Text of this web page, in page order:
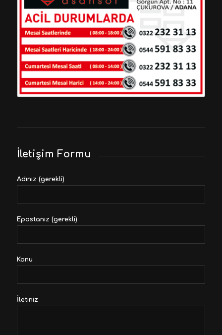
İletişim Formu
Adınız (gerekli)
Epostanız (gerekli)
Konu
İletiniz